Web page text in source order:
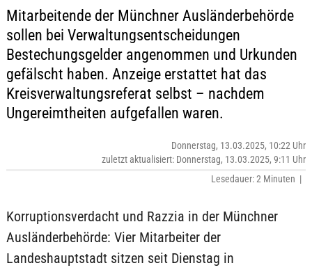
Mitarbeitende der Münchner Ausländerbehörde
sollen bei Verwaltungsentscheidungen
Bestechungsgelder angenommen und Urkunden
gefälscht haben. Anzeige erstattet hat das
Kreisverwaltungsreferat selbst – nachdem
Ungereimtheiten aufgefallen waren.
Donnerstag, 13.03.2025, 10:22 Uhr
zuletzt aktualisiert: Donnerstag, 13.03.2025, 9:11 Uhr
Lesedauer: 2 Minuten |
Korruptionsverdacht und Razzia in der Münchner
Ausländerbehörde: Vier Mitarbeiter der
Landeshauptstadt sitzen seit Dienstag in